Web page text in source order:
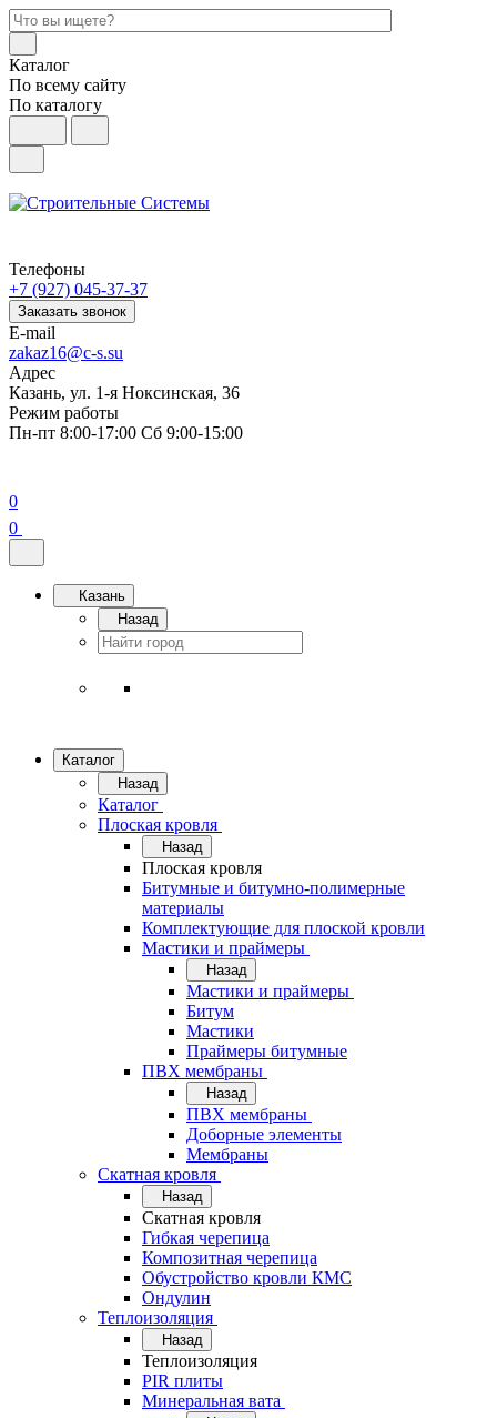
Каталог
По всему сайту
По каталогу
Телефоны
+7 (927) 045-37-37
Заказать звонок
E-mail
zakaz16@c-s.su
Адрес
Казань, ул. 1-я Ноксинская, 36
Режим работы
Пн-пт 8:00-17:00 Сб 9:00-15:00
0
0
Казань
Назад
Каталог
Назад
Каталог
Плоская кровля
Назад
Плоская кровля
Битумные и битумно-полимерные
материалы
Комплектующие для плоской кровли
Мастики и праймеры
Назад
Мастики и праймеры
Битум
Мастики
Праймеры битумные
ПВХ мембраны
Назад
ПВХ мембраны
Доборные элементы
Мембраны
Скатная кровля
Назад
Скатная кровля
Гибкая черепица
Композитная черепица
Обустройство кровли КМС
Ондулин
Теплоизоляция
Назад
Теплоизоляция
PIR плиты
Минеральная вата